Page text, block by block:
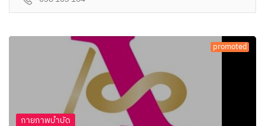
promoted
กายภาพบำบัด